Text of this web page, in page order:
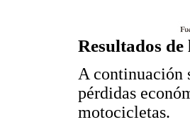
Resultados
A continuación
pérdidas
motocicletas.